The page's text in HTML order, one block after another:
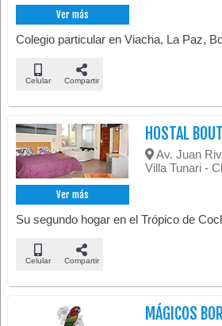
Ver más
Colegio particular en Viacha, La Paz,
Celular Compartir
Ver más
HOSTAL
Av. Juan
Villa Tunari -
Su segundo hogar en el Trópico de
Celular Compartir
MÁGICOS